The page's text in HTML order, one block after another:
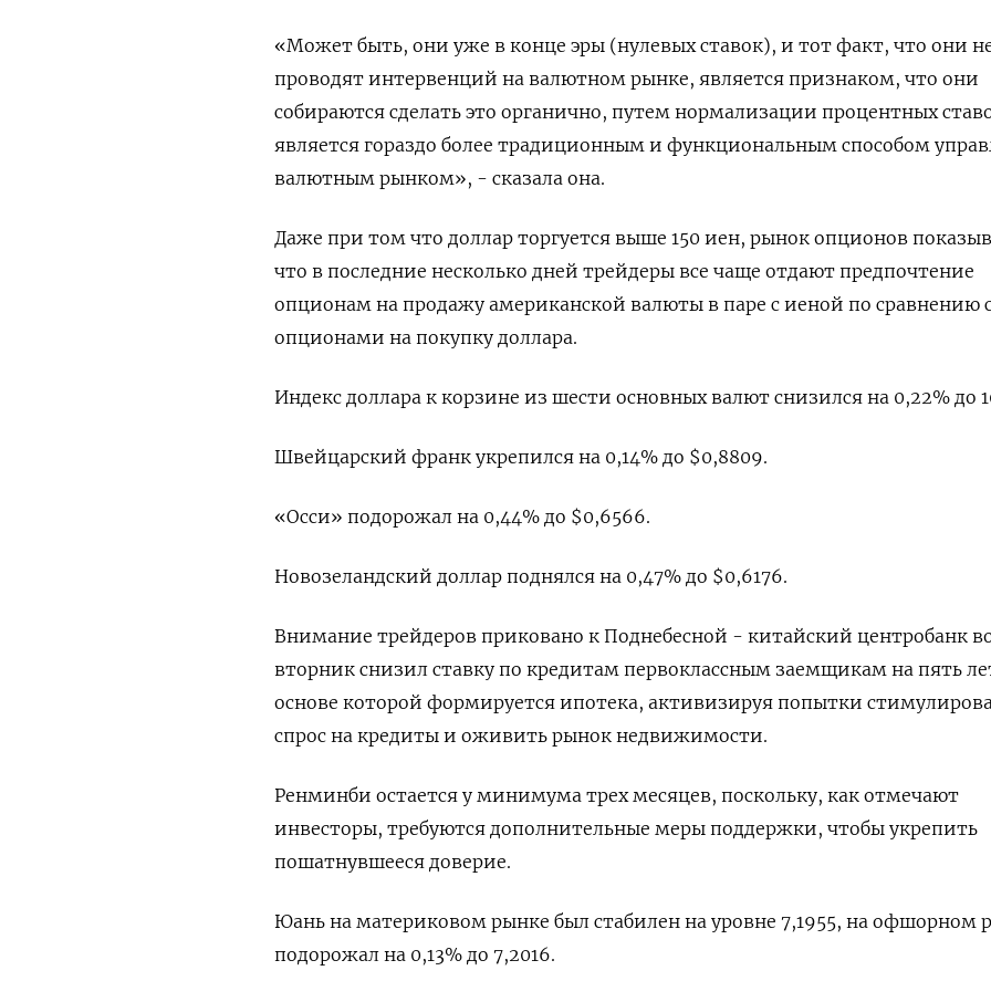
«Может быть, они уже в конце эры (нулевых ставок), и тот факт, что они
проводят интервенций на валютном рынке, является признаком, что они
собираются сделать это органично, путем нормализации процентных
является гораздо более традиционным и функциональным способом
валютным рынком», - сказала она.
Даже при том что доллар торгуется выше 150 иен, рынок опционов
что в последние несколько дней трейдеры все чаще отдают предпочтение
опционам на продажу американской валюты в паре с иеной по сравнению
опционами на покупку доллара.
Индекс доллара к корзине из шести основных валют снизился на 0,22% до
Швейцарский франк укрепился на 0,14% до $0,8809​.
«Осси» подорожал на 0,44% до $0,6566​.
Новозеландский доллар поднялся на 0,47% до $0,6176​.
Внимание трейдеров приковано к Поднебесной - китайский центробанк
вторник снизил ставку по кредитам первоклассным заемщикам на пять
основе которой формируется ипотека, активизируя попытки
спрос на кредиты и оживить рынок недвижимости.
Ренминби остается у минимума трех месяцев, поскольку, как отмечают
инвесторы, требуются дополнительные меры поддержки, чтобы укрепить
пошатнувшееся доверие.
Юань на материковом рынке был стабилен на уровне 7,1955​, на офшорном
подорожал на 0,13% до 7,2016.